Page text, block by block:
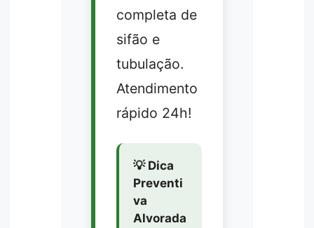
completa de
sifão e
tubulação.
Atendimento
rápido 24h!
💡 Dica
Preventi
va
Alvorada